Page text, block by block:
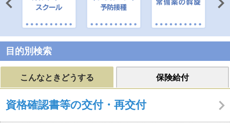
新着情報
お勧めコンテンツ